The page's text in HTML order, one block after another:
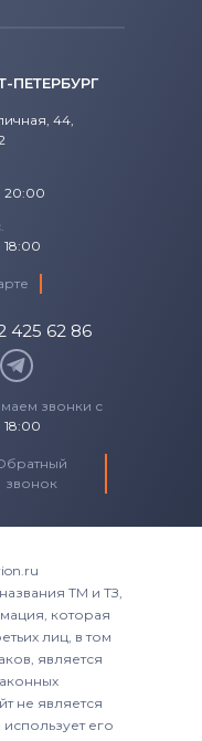
ПЕТЕРБУРГ
44,
20:00
18:00
425 62 86
звонки с
18:00
звонок
ТМ и ТЗ,
которая
лиц, в том
является
не является
его